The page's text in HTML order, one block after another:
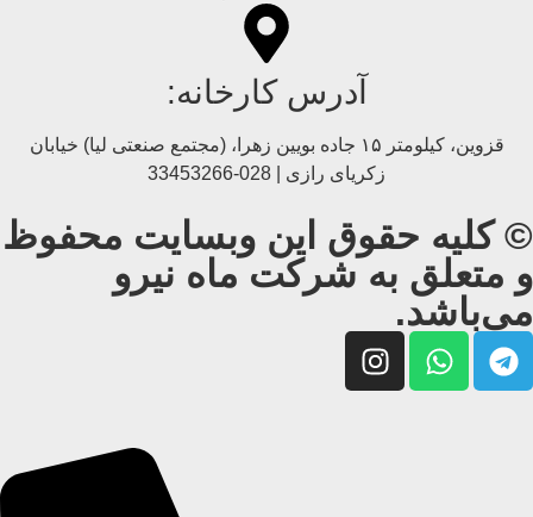
آدرس کارخانه:
قزوین، کیلومتر ۱۵ جاده بويین زهرا، (مجتمع صنعتی لیا) خیابان
زکریای رازی | 028-33453266
© کلیه حقوق این وبسایت محفوظ
و متعلق به شرکت ماه نیرو
می‌باشد.